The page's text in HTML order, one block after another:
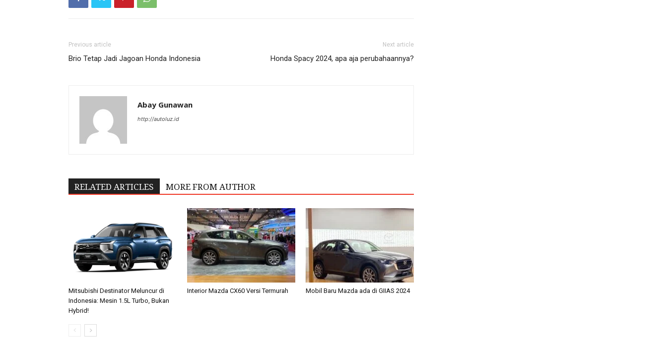
Previous article
Brio Tetap Jadi Jagoan Honda Indonesia
Next article
Honda Spacy 2024, apa aja perubahaannya?
Abay Gunawan
http://autoluz.id
RELATED ARTICLES MORE FROM AUTHOR
Mitsubishi Destinator Meluncur di
Indonesia: Mesin 1.5L Turbo, Bukan
Hybrid!
Interior Mazda CX60 Versi Termurah Mobil Baru Mazda ada di GIIAS 2024